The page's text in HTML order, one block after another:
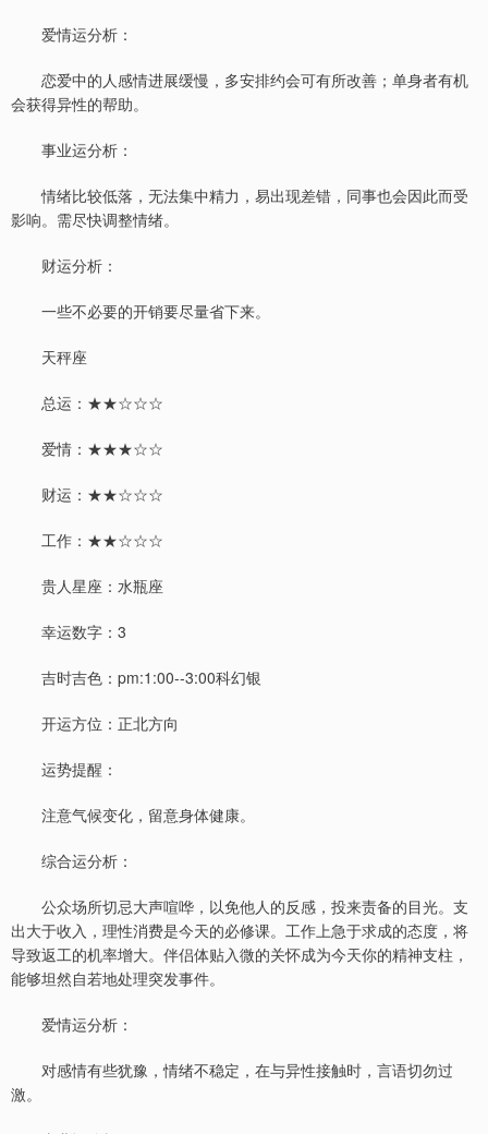
爱情运分析：
恋爱中的人感情进展缓慢，多安排约会可有所改善；单身者有机
会获得异性的帮助。
事业运分析：
情绪比较低落，无法集中精力，易出现差错，同事也会因此而受
影响。需尽快调整情绪。
财运分析：
一些不必要的开销要尽量省下来。
天秤座
总运：★★☆☆☆
爱情：★★★☆☆
财运：★★☆☆☆
工作：★★☆☆☆
贵人星座：水瓶座
幸运数字：3
吉时吉色：pm:1:00--3:00科幻银
开运方位：正北方向
运势提醒：
注意气候变化，留意身体健康。
综合运分析：
公众场所切忌大声喧哗，以免他人的反感，投来责备的目光。支
出大于收入，理性消费是今天的必修课。工作上急于求成的态度，将
导致返工的机率增大。伴侣体贴入微的关怀成为今天你的精神支柱，
能够坦然自若地处理突发事件。
爱情运分析：
对感情有些犹豫，情绪不稳定，在与异性接触时，言语切勿过
激。